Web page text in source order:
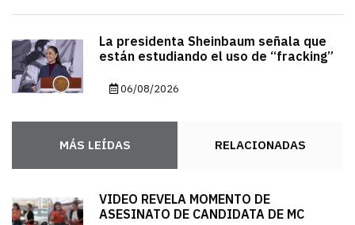
La presidenta Sheinbaum señala que
están estudiando el uso de “fracking”
06/08/2026
MÁS LEÍDAS RELACIONADAS
VIDEO REVELA MOMENTO DE
ASESINATO DE CANDIDATA DE MC